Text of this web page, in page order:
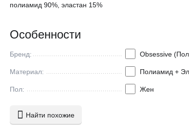
полиамид 90%, эластан 15%
Особенности
Бренд: Obsessive
Материал: Полиамид +
Пол: Жен
Найти похожие